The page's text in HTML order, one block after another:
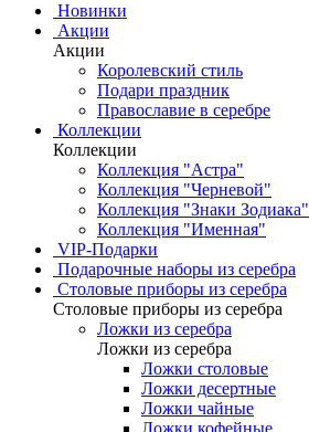
Новинки
Акции
Акции
Королевский стиль
Подари праздник
Православие в серебре
Коллекции
Коллекции
Коллекция "Астра"
Коллекция "Черневой"
Коллекция "Знаки Зодиака"
Коллекция "Именная"
VIP-Подарки
Подарочные наборы из серебра
Столовые приборы из серебра
Столовые приборы из серебра
Ложки из серебра
Ложки из серебра
Ложки столовые
Ложки десертные
Ложки чайные
Ложки кофейные